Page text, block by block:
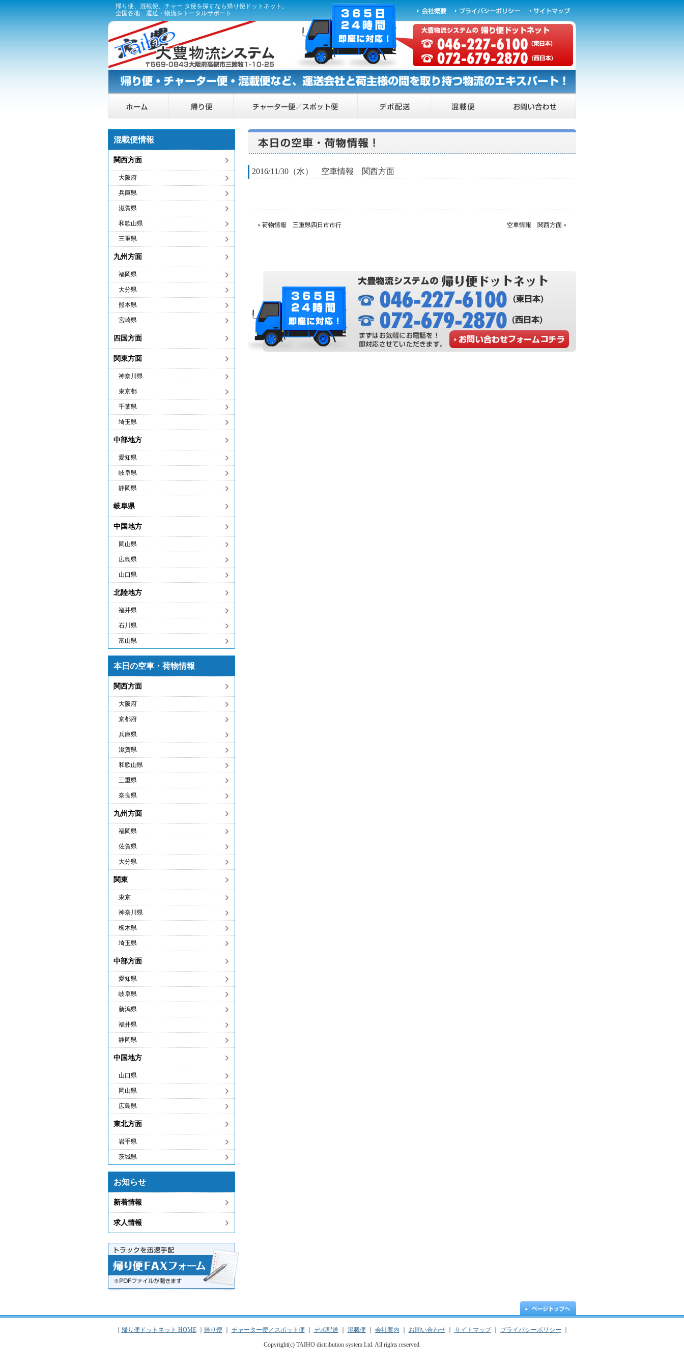
帰り便、混載便、チャー タ便を探すなら帰り便ドットネット。
全国各地 運送・物流をトータルサポート
2016/11/30（水） 空車情報 関西方面
« 荷物情報 三重県四日市市行 空車情報 関西方面 »
混載便情報
関西方面
大阪府
兵庫県
滋賀県
和歌山県
三重県
九州方面
福岡県
大分県
熊本県
宮崎県
四国方面
関東方面
神奈川県
東京都
千葉県
埼玉県
中部地方
愛知県
岐阜県
静岡県
岐阜県
中国地方
岡山県
広島県
山口県
北陸地方
福井県
石川県
富山県
本日の空車・荷物情報
関西方面
大阪府
京都府
兵庫県
滋賀県
和歌山県
三重県
奈良県
九州方面
福岡県
佐賀県
大分県
関東
東京
神奈川県
栃木県
埼玉県
中部方面
愛知県
岐阜県
新潟県
福井県
静岡県
中国地方
山口県
岡山県
広島県
東北方面
岩手県
茨城県
お知らせ
新着情報
求人情報
帰り便ドットネット HOME｜ 帰り便 チャーター便／スポット便 デポ配送 混載便 会社案内 お問い合わせ｜ サイトマップ｜ プライバシーポリシー
Copyright(c) TAIHO distribution system Ltd. All rights reserved.